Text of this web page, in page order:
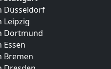
Düsseldorf
Leipzig
Dortmund
Bremen